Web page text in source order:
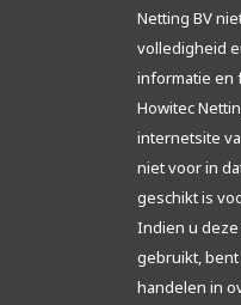
Netting BV
volledigheid
informatie en
Howitec
internetsite
niet voor in
geschikt is
Indien u
gebruikt,
handelen in